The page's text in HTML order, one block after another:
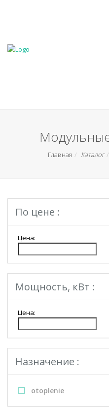
Главная Каталог
По цене :
Цена:
Мощность, кВт :
Цена:
Назначение :
otoplenie